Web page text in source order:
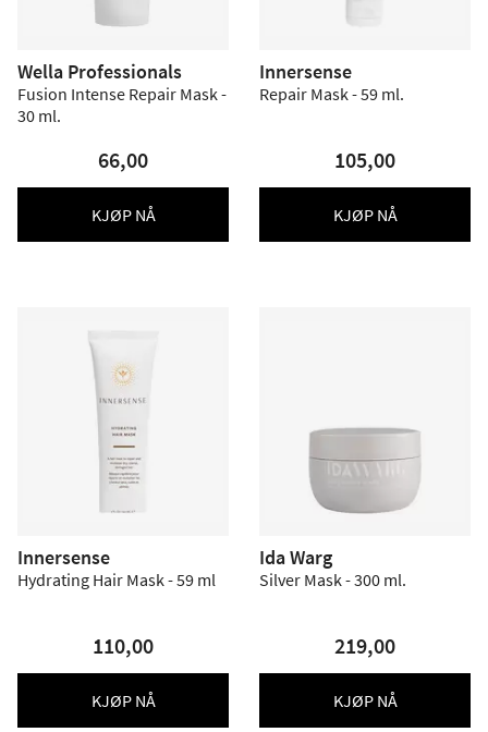
Wella Professionals
Fusion Intense Repair Mask -
30 ml.
66,00
KJØP NÅ
Innersense
Repair Mask - 59 ml.
105,00
KJØP NÅ
Innersense
Hydrating Hair Mask - 59 ml
110,00
KJØP NÅ
Ida Warg
Silver Mask - 300 ml.
219,00
KJØP NÅ